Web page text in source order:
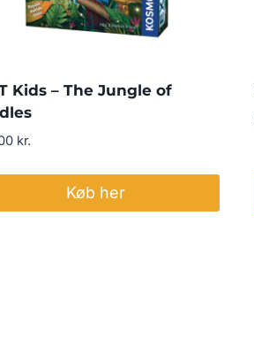
Kids – The Jungle of
kr.
Køb her